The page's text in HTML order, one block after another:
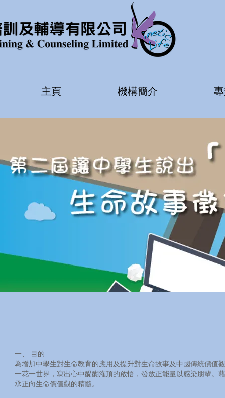
主頁 機構簡介
一、 目的
為增加中學生對生命教育的應用及提升對生命故事及中國傳統價值
一花一世界，寫出心中醍醐灌頂的啟悟，發放正能量以感染朋輩。
承正向生命價值觀的精髓。